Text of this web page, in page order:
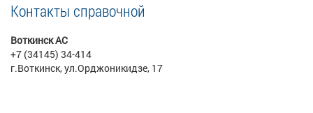
Контакты справочной
Воткинск АС
+7 (34145) 34-414
г.Воткинск, ул.Орджоникидзе, 17